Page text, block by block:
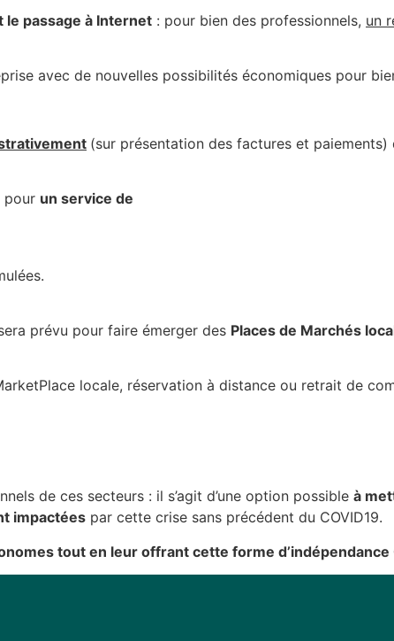
passage à Internet : pour bien des professionnels, un
avec de nouvelles possibilités économiques pour
(sur présentation des factures et paiements)
pour un service de
prévu pour faire émerger des Places de Marchés
locale, réservation à distance ou retrait de
de ces secteurs : il s’agit d’une option possible à
impactées par cette crise sans précédent du COVID19.
tout en leur offrant cette forme d’indépendance